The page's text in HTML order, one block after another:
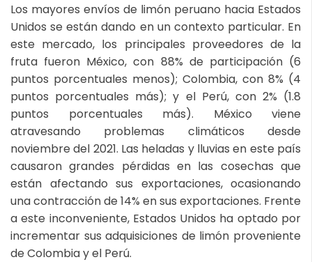
Los mayores envíos de limón peruano hacia Estados
Unidos se están dando en un contexto particular. En
este mercado, los principales proveedores de la
fruta fueron México, con 88% de participación (6
puntos porcentuales menos); Colombia, con 8% (4
puntos porcentuales más); y el Perú, con 2% (1.8
puntos porcentuales más). México viene
atravesando problemas climáticos desde
noviembre del 2021. Las heladas y lluvias en este país
causaron grandes pérdidas en las cosechas que
están afectando sus exportaciones, ocasionando
una contracción de 14% en sus exportaciones. Frente
a este inconveniente, Estados Unidos ha optado por
incrementar sus adquisiciones de limón proveniente
de Colombia y el Perú.